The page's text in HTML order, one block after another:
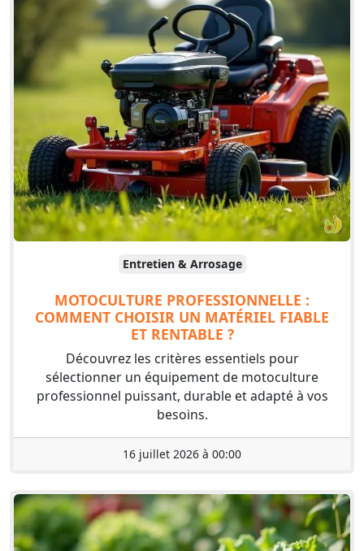
Entretien & Arrosage
MOTOCULTURE PROFESSIONNELLE :
COMMENT CHOISIR UN MATÉRIEL FIABLE
ET RENTABLE ?
Découvrez les critères essentiels pour
sélectionner un équipement de motoculture
professionnel puissant, durable et adapté à vos
besoins.
16 juillet 2026 à 00:00